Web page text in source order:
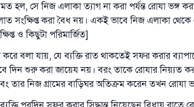
হল, সে নিজ এলাকা ত্যাগ না করা পর্যন্ত রোযা ভঙ্গ
সংক্ষিপ্ত করা বৈধ নয়। একই ভাবে নিজ এলাকা থেকে
ও কিছুটা পরিমার্জিত]
করে বলা যায়, যে ব্যক্তি রাত থাকতেই সফর করার
দিন শুরু করা জায়েয নয়। বরং তাকে রোযার নিয়্যত
তার নিজ গ্রামের বাড়িঘর অতিক্রম করেন তখন রোযা